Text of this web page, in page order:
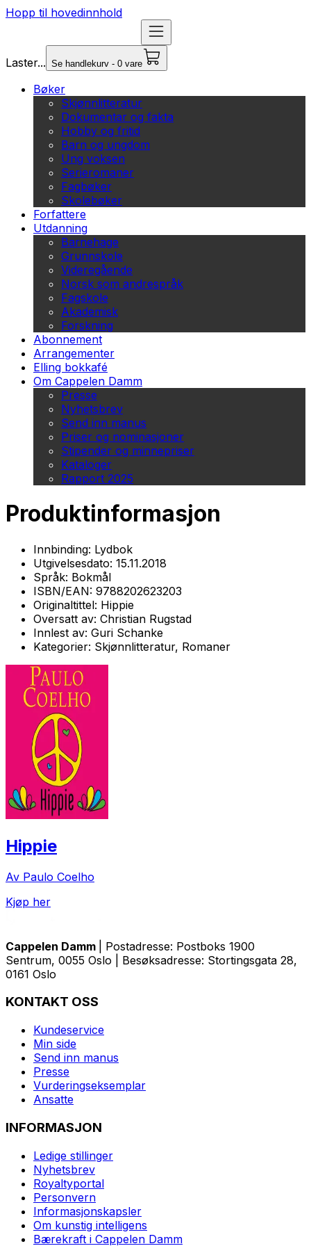
Hopp til hovedinnhold
Laster... Se handlekurv - 0 vare
Bøker
Skjønnlitteratur
Dokumentar og fakta
Hobby og fritid
Barn og ungdom
Ung voksen
Serieromaner
Fagbøker
Skolebøker
Forfattere
Utdanning
Barnehage
Grunnskole
Videregående
Norsk som andrespråk
Fagskole
Akademisk
Forskning
Abonnement
Arrangementer
Elling bokkafé
Om Cappelen Damm
Presse
Nyhetsbrev
Send inn manus
Priser og nominasjoner
Stipender og minnepriser
Kataloger
Rapport 2025
Produktinformasjon
Innbinding: Lydbok
Utgivelsesdato: 15.11.2018
Språk: Bokmål
ISBN/EAN: 9788202623203
Originaltittel: Hippie
Oversatt av: Christian Rugstad
Innlest av: Guri Schanke
Kategorier: Skjønnlitteratur, Romaner
Hippie
Av Paulo Coelho
Kjøp her
Cappelen Damm
| Postadresse: Postboks 1900
Sentrum, 0055 Oslo | Besøksadresse: Stortingsgata 28,
0161 Oslo
KONTAKT OSS
Kundeservice
Min side
Send inn manus
Presse
Vurderingseksemplar
Ansatte
INFORMASJON
Ledige stillinger
Nyhetsbrev
Royaltyportal
Personvern
Informasjonskapsler
Om kunstig intelligens
Bærekraft i Cappelen Damm